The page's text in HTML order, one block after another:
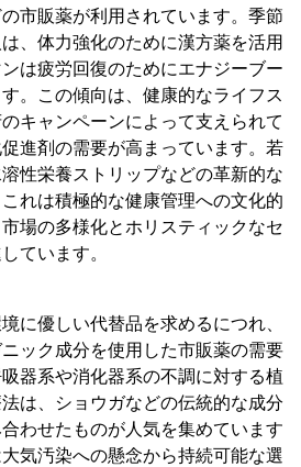
市販薬が利用されています。季節
、体力強化のために漢方薬を活用
は疲労回復のためにエナジーブー
。この傾向は、健康的なライフス
キャンペーンによって支えられて
進剤の需要が高まっています。若
性栄養ストリップなどの革新的な
れは積極的な健康管理への文化的
場の多様化とホリスティックなセ
ています。
に優しい代替品を求めるにつれ、
ック成分を使用した市販薬の需要
器系や消化器系の不調に対する植
は、ショウガなどの伝統的な成分
わせたものが人気を集めています
気汚染への懸念から持続可能な選